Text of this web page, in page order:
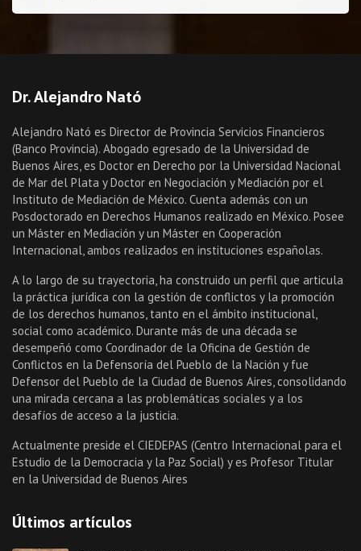
Dr. Alejandro Nató
Alejandro Nató es Director de Provincia Servicios Financieros
(Banco Provincia). Abogado egresado de la Universidad de
Buenos Aires, es Doctor en Derecho por la Universidad Nacional
de Mar del Plata y Doctor en Negociación y Mediación por el
Instituto de Mediación de México. Cuenta además con un
Posdoctorado en Derechos Humanos realizado en México. Posee
un Máster en Mediación y un Máster en Cooperación
Internacional, ambos realizados en instituciones españolas.
A lo largo de su trayectoria, ha construido un perfil que articula
la práctica jurídica con la gestión de conflictos y la promoción
de los derechos humanos, tanto en el ámbito institucional,
social como académico. Durante más de una década se
desempeñó como Coordinador de la Oficina de Gestión de
Conflictos en la Defensoría del Pueblo de la Nación y fue
Defensor del Pueblo de la Ciudad de Buenos Aires, consolidando
una mirada cercana a las problemáticas sociales y a los
desafíos de acceso a la justicia.
Actualmente preside el CIEDEPAS (Centro Internacional para el
Estudio de la Democracia y la Paz Social) y es Profesor Titular
en la Universidad de Buenos Aires
Últimos artículos